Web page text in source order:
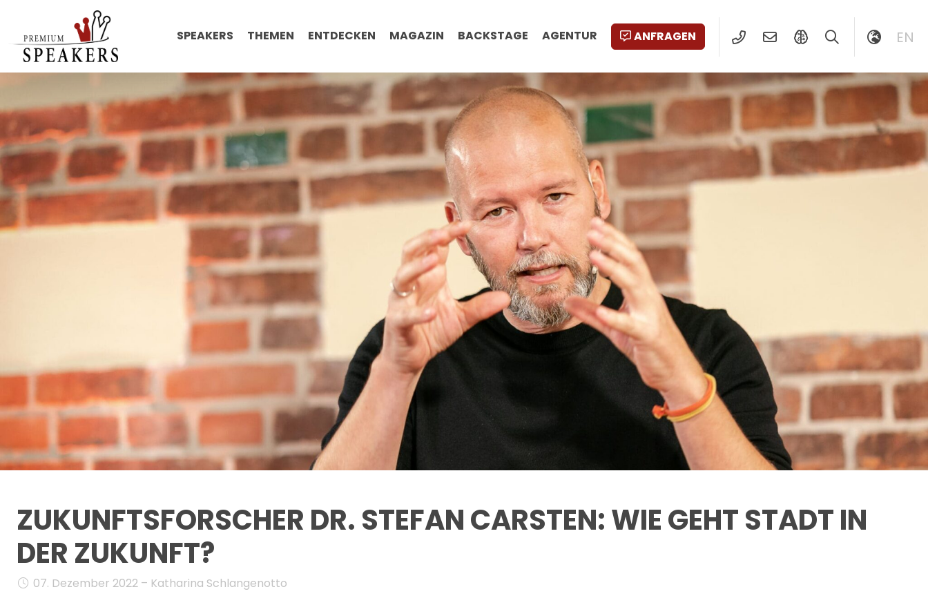
SPEAKERS THEMEN ENTDECKEN MAGAZIN BACKSTAGE AGENTUR ANFRAGEN EN
ZUKUNFTSFORSCHER DR. STEFAN CARSTEN: WIE GEHT STADT IN
DER ZUKUNFT?
07. Dezember 2022 – Katharina Schlangenotto